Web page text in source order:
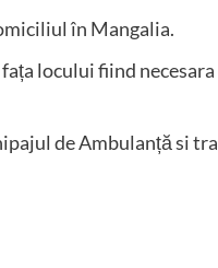
în Mangalia.
locului fiind
de Ambulanță si